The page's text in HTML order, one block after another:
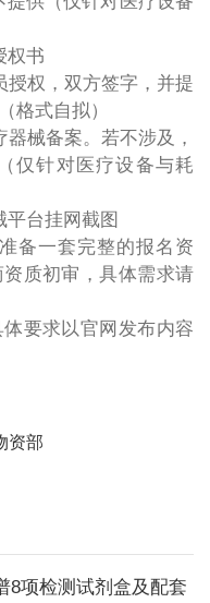
权书
授权，双方签字，并提
格式自拟）
械备案。若不涉及，
仅针对医疗设备与耗
台挂网截图
备一套完整的报名资
质初审，具体需求请
要求以官网发布内容
资部
8项检测试剂盒及配套